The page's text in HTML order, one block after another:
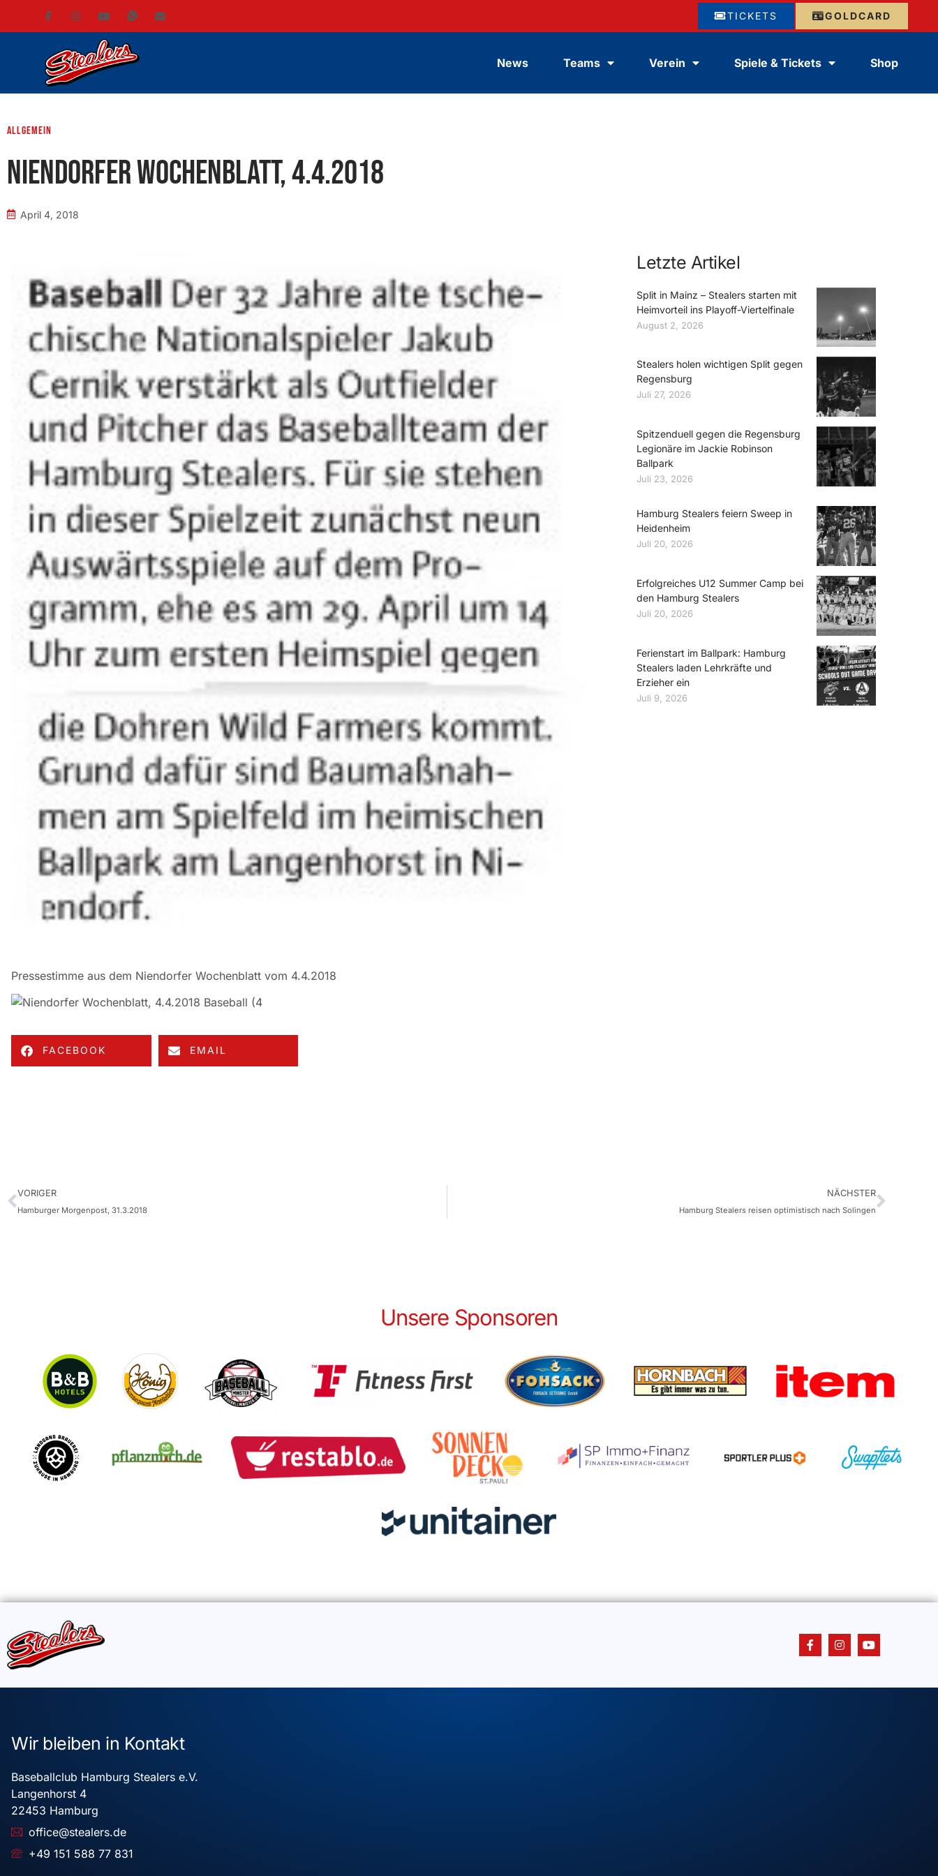
GOLDCARD
TICKETS
News Teams Verein Spiele & Tickets Shop
Allgemein
Niendorfer Wochenblatt, 4.4.2018
April 4, 2018
Pressestimme aus dem Niendorfer Wochenblatt vom 4.4.2018
FACEBOOK EMAIL
Letzte Artikel
Split in Mainz – Stealers starten mit
Heimvorteil ins Playoff-Viertelfinale
August 2, 2026
Stealers holen wichtigen Split gegen
Regensburg
Juli 27, 2026
Spitzenduell gegen die Regensburg
Legionäre im Jackie Robinson
Ballpark
Juli 23, 2026
Hamburg Stealers feiern Sweep in
Heidenheim
Juli 20, 2026
Erfolgreiches U12 Summer Camp bei
den Hamburg Stealers
Juli 20, 2026
Ferienstart im Ballpark: Hamburg
Stealers laden Lehrkräfte und
Erzieher ein
Juli 9, 2026
VORIGER
Hamburger Morgenpost, 31.3.2018
NÄCHSTER
Hamburg Stealers reisen optimistisch nach Solingen
Unsere Sponsoren
Wir bleiben in Kontakt
Baseballclub Hamburg Stealers e.V.
Langenhorst 4
22453 Hamburg
office@stealers.de
+49 151 588 77 831